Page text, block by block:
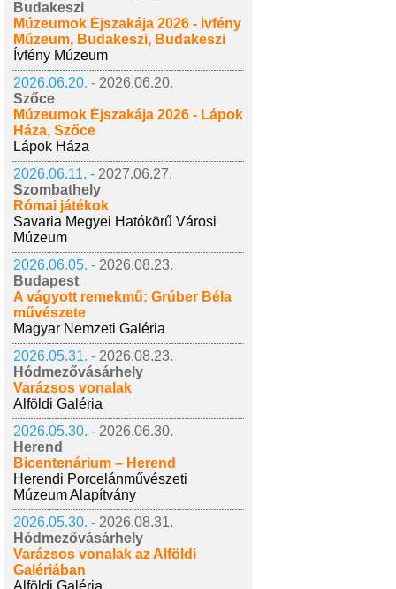
Budakeszi
Múzeumok Éjszakája 2026 - Ívfény
Múzeum, Budakeszi, Budakeszi
Ívfény Múzeum
2026.06.20. - 2026.06.20.
Szőce
Múzeumok Éjszakája 2026 - Lápok
Háza, Szőce
Lápok Háza
2026.06.11. - 2027.06.27.
Szombathely
Római játékok
Savaria Megyei Hatókörű Városi
Múzeum
2026.06.05. - 2026.08.23.
Budapest
A vágyott remekmű: Grúber Béla
művészete
Magyar Nemzeti Galéria
2026.05.31. - 2026.08.23.
Hódmezővásárhely
Varázsos vonalak
Alföldi Galéria
2026.05.30. - 2026.06.30.
Herend
Bicentenárium – Herend
Herendi Porcelánművészeti
Múzeum Alapítvány
2026.05.30. - 2026.08.31.
Hódmezővásárhely
Varázsos vonalak az Alföldi
Galériában
Alföldi Galéria